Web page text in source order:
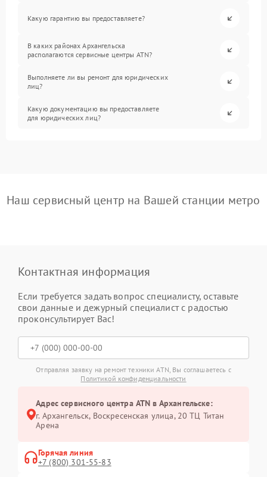
Какую гарантию вы предоставляете?
В каких районах Архангельска
располагаются сервисные центры ATN?
Выполняете ли вы ремонт для юридических
лиц?
Какую документацию вы предоставляете
для юридических лиц?
Наш сервисный центр на Вашей станции метро
Контактная информация
Если требуется задать вопрос специалисту, оставьте
свои данные и дежурный специалист с радостью
проконсультирует Вас!
Отправляя заявку на ремонт техники ATN, Вы соглашаетесь с
Политикой конфиденциальности
Адрес сервисного центра ATN в Архангельске:
г. Архангельск, Воскресенская улица, 20 ТЦ Титан
Арена
Горячая линия
+7 (800) 301-55-83